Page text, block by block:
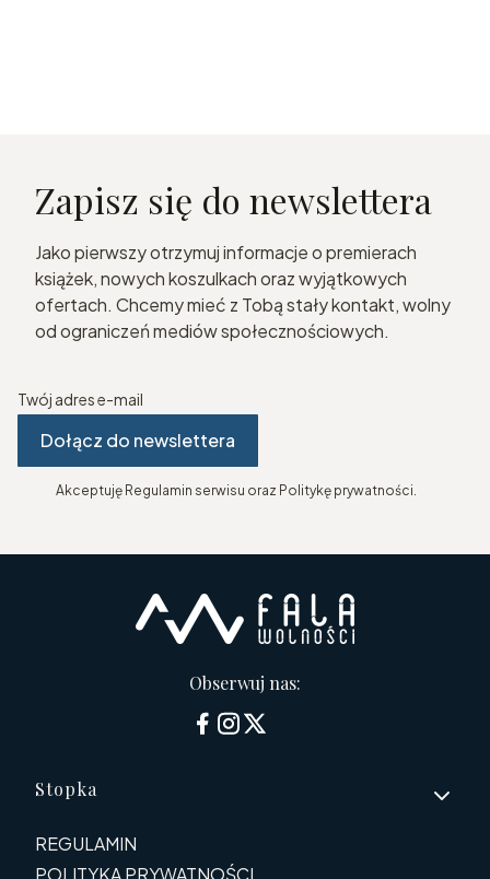
Zapisz się do newslettera
Jako pierwszy otrzymuj informacje o premierach
książek, nowych koszulkach oraz wyjątkowych
ofertach. Chcemy mieć z Tobą stały kontakt, wolny
od ograniczeń mediów społecznościowych.
Twój adres e-mail
Dołącz do newslettera
Akceptuję Regulamin serwisu oraz Politykę prywatności.
Obserwuj nas:
Linki w stopce
Stopka
REGULAMIN
POLITYKA PRYWATNOŚCI